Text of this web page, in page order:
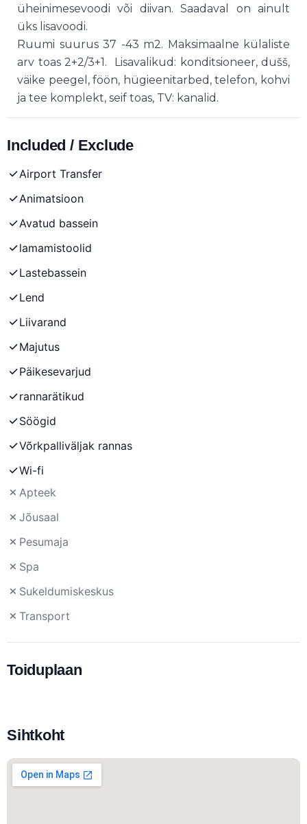
üheinimesevoodi või diivan. Saadaval on ainult
üks lisavoodi.
Ruumi suurus 37 -43 m2. Maksimaalne külaliste
arv toas 2+2/3+1. Lisavalikud: konditsioneer, dušš,
väike peegel, föön, hügieenitarbed, telefon, kohvi
ja tee komplekt, seif toas, TV: kanalid.
Included / Exclude
Airport Transfer
Animatsioon
Avatud bassein
lamamistoolid
Lastebassein
Lend
Liivarand
Majutus
Päikesevarjud
rannarätikud
Söögid
Võrkpalliväljak rannas
Wi-fi
Apteek
Jõusaal
Pesumaja
Spa
Sukeldumiskeskus
Transport
Toiduplaan
Sihtkoht